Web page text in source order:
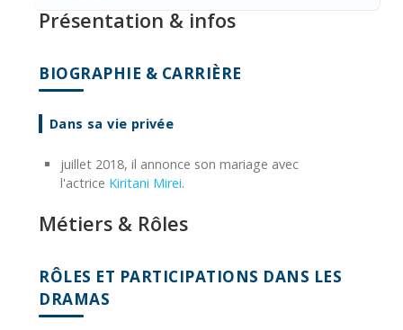
Présentation & infos
BIOGRAPHIE & CARRIÈRE
Dans sa vie privée
juillet 2018, il annonce son mariage avec
l'actrice Kiritani Mirei.
Métiers & Rôles
RÔLES ET PARTICIPATIONS DANS LES
DRAMAS